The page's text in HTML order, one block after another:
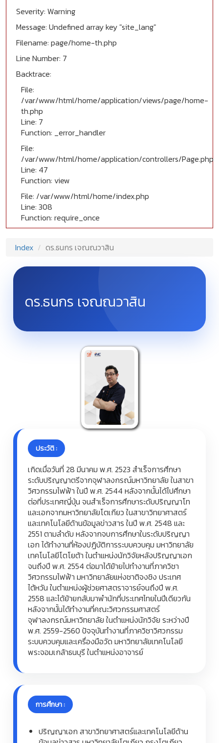
Severity: Warning
Message: Undefined array key "site_lang"
Filename: page/home-th.php
Line Number: 7
Backtrace:
File:
/var/www/html/home/application/views/page/home-
th.php
Line: 7
Function: _error_handler
File:
/var/www/html/home/application/controllers/Page.php
Line: 47
Function: view
File: /var/www/html/home/index.php
Line: 308
Function: require_once
Index ดร.ธนกร เจณณวาสิน
ดร.ธนกร เจณณวาสิน
ประวัติ :
เกิดเมื่อวันที่ 28 มีนาคม พ.ศ. 2523 สำเร็จการศึกษา
ระดับปริญญาตรีจากจุฬาลงกรณ์มหาวิทยาลัย ในสาขา
วิศวกรรมไฟฟ้า ในปี พ.ศ. 2544 หลังจากนั้นได้ไปศึกษา
ต่อที่ประเทศญี่ปุ่น จนสำเร็จการศึกษาระดับปริญญาโท
และเอกจากมหาวิทยาลัยโตเกียว ในสาขาวิทยาศาสตร์
และเทคโนโลยีด้านข้อมูลข่าวสาร ในปี พ.ศ. 2548 และ
2551 ตามลำดับ หลังจากจบการศึกษาในระดับปริญญา
เอก ได้ทำงานที่ห้องปฏิบัติการระบบควบคุม มหาวิทยาลัย
เทคโนโลยีโตโยต้า ในตำแหน่งนักวิจัยหลังปริญญาเอก
จนถึงปี พ.ศ. 2554 ต่อมาได้ย้ายไปทำงานที่ภาควิชา
วิศวกรรมไฟฟ้า มหาวิทยาลัยแห่งชาติจงชิง ประเทศ
ไต้หวัน ในตำแหน่งผู้ช่วยศาสตราจารย์จนถึงปี พ.ศ.
2558 และได้ย้ายกลับมาพำนักที่ประเทศไทยในปีเดียวกัน
หลังจากนั้นได้ทำงานที่คณะวิศวกรรมศาสตร์
จุฬาลงกรณ์มหาวิทยาลัย ในตำแหน่งนักวิจัย ระหว่างปี
พ.ศ. 2559-2560 ปัจจุบันทำงานที่ภาควิชาวิศวกรรม
ระบบควบคุมและเครื่องมือวัด มหาวิทยาลัยเทคโนโลยี
พระจอมเกล้าธนบุรี ในตำแหน่งอาจารย์
การศึกษา :
ปริญญาเอก สาขาวิทยาศาสตร์และเทคโนโลยีด้าน